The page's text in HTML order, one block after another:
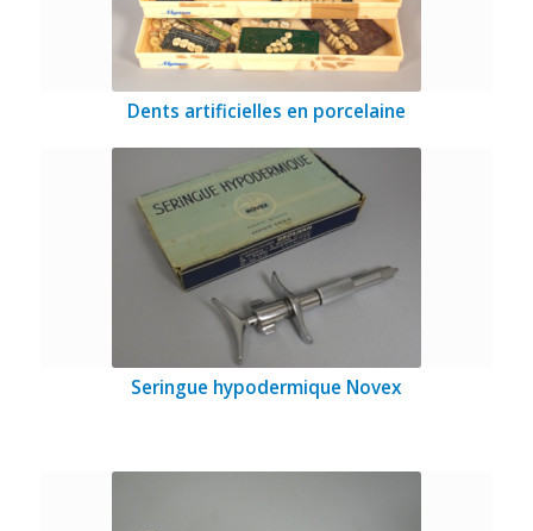
Dents artificielles en porcelaine
Seringue hypodermique Novex